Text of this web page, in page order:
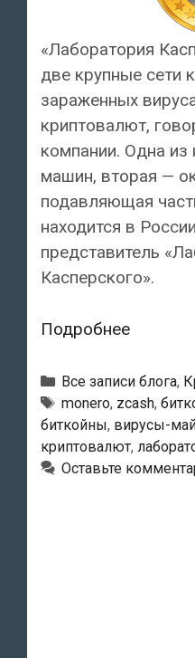
«Лаборатория
две крупные сети
зараженных
криптовалют,
компании. Одна из
машин, вторая —
подавляющая
находится в
представитель
Касперского».
Подробнее
Рубрики
Все записи блога,
Тэги
monero, zcash,
биткойны, вирусы-
криптовалют,
Оставьте